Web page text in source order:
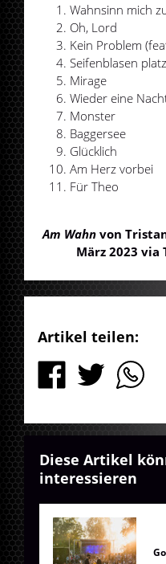
Wahnsinn mich
Oh, Lord
Kein Problem
Seifenblasen
Mirage
Wieder eine
Monster
Baggersee
Glücklich
Am Herz vorbei
Für Theo
Am Wahnvon
März 2023
Artikel teilen:
Diese Artikel
interessieren